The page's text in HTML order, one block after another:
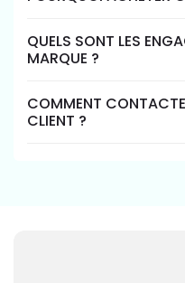
QUELS SONT LES
MARQUE ?
COMMENT
CLIENT ?